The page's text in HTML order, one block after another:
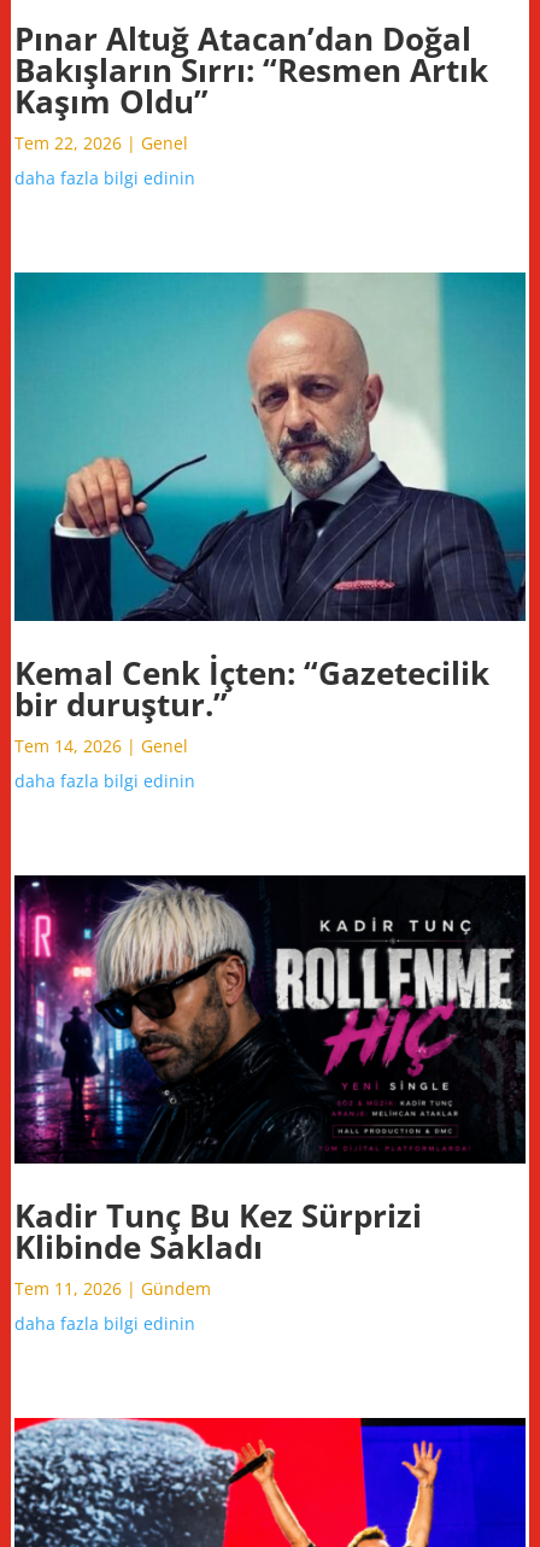
Pınar Altuğ Atacan’dan Doğal
Bakışların Sırrı: “Resmen Artık
Kaşım Oldu”
Tem 22, 2026 | Genel
daha fazla bilgi edinin
Kemal Cenk İçten: “Gazetecilik
bir duruştur.”
Tem 14, 2026 | Genel
daha fazla bilgi edinin
Kadir Tunç Bu Kez Sürprizi
Klibinde Sakladı
Tem 11, 2026 | Gündem
daha fazla bilgi edinin